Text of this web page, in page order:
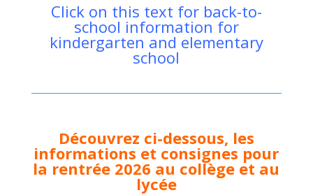
Click on this text for back-to-
school information for
kindergarten and elementary
school
Découvrez ci-dessous, les
informations et consignes pour
la rentrée 2026 au collège et au
lycée